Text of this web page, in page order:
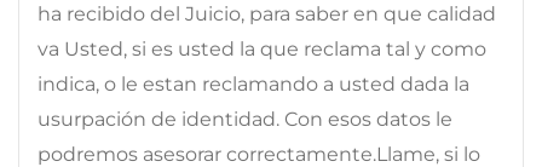
ha recibido del Juicio, para saber en que calidad
va Usted, si es usted la que reclama tal y como
indica, o le estan reclamando a usted dada la
usurpación de identidad. Con esos datos le
podremos asesorar correctamente.Llame, si lo